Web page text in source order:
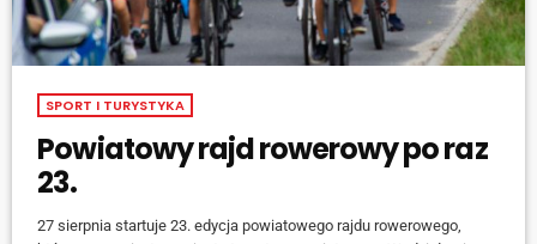
SPORT I TURYSTYKA
Powiatowy rajd rowerowy po raz
23.
27 sierpnia startuje 23. edycja powiatowego rajdu rowerowego,